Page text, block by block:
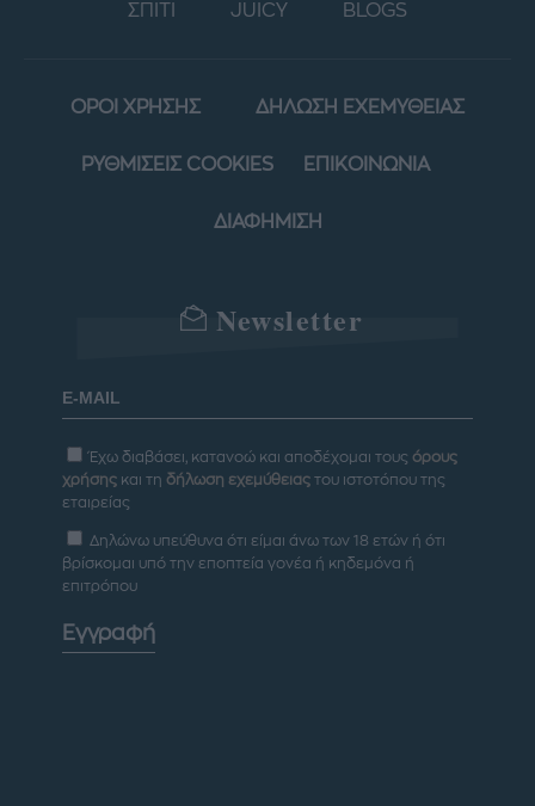
ΣΠΙΤΙ JUICY BLOGS
ΟΡΟΙ ΧΡΗΣΗΣ ΔΗΛΩΣΗ ΕΧΕΜΥΘΕΙΑΣ
ΡΥΘΜΙΣΕΙΣ COOKIES ΕΠΙΚΟΙΝΩΝΙΑ
ΔΙΑΦΗΜΙΣΗ
Newsletter
Έχω διαβάσει, κατανοώ και αποδέχομαι τους όρους
χρήσης και τη δήλωση εχεμύθειας του ιστοτόπου της
εταιρείας
Δηλώνω υπεύθυνα ότι είμαι άνω των 18 ετών ή ότι
βρίσκομαι υπό την εποπτεία γονέα ή κηδεμόνα ή
επιτρόπου
Εγγραφή